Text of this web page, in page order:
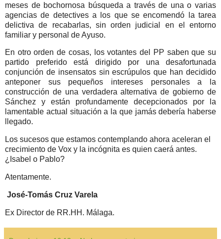
meses de bochornosa búsqueda a través de una o varias
agencias de detectives a los que se encomendó la tarea
delictiva de recabarlas, sin orden judicial en el entorno
familiar y personal de Ayuso.
En otro orden de cosas, los votantes del PP saben que su
partido preferido está dirigido por una desafortunada
conjunción de insensatos sin escrúpulos que han decidido
anteponer sus pequeños intereses personales a la
construcción de una verdadera alternativa de gobierno de
Sánchez y están profundamente decepcionados por la
lamentable actual situación a la que jamás debería haberse
llegado.
Los sucesos que estamos contemplando ahora aceleran el
crecimiento de Vox y la incógnita es quien caerá antes.
¿Isabel o Pablo?
Atentamente.
José-Tomás Cruz Varela
Ex Director de RR.HH. Málaga.